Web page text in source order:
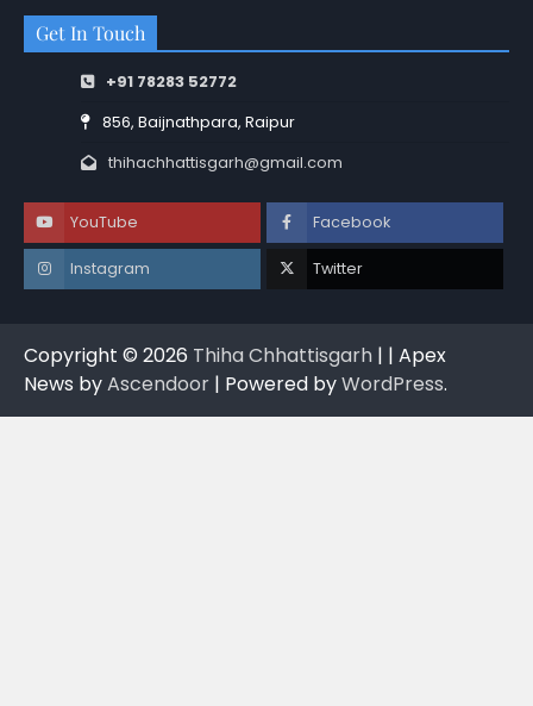
Get In Touch
+91 78283 52772
856, Baijnathpara, Raipur
thihachhattisgarh@gmail.com
YouTube Facebook
Instagram Twitter
Copyright © 2026 Thiha Chhattisgarh | | Apex
News byAscendoor | Powered byWordPress.